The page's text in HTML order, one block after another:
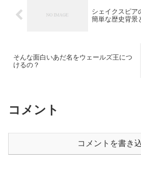
シェイクスピ
簡単な歴史背景
そんな面白いあだ名をウェールズ王につ
けるの？
コメント
コメントを書き